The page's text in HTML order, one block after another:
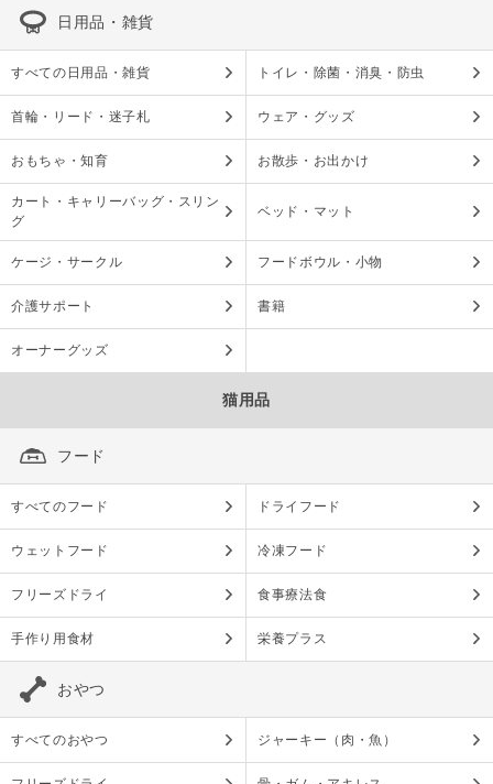
日用品・雑貨
すべての日用品・雑貨 トイレ・除菌・消臭・防虫
首輪・リード・迷子札 ウェア・グッズ
おもちゃ・知育 お散歩・お出かけ
カート・キャリーバッグ・スリン
グ
ベッド・マット
ケージ・サークル フードボウル・小物
介護サポート 書籍
オーナーグッズ
猫用品
フード
すべてのフード ドライフード
ウェットフード 冷凍フード
フリーズドライ 食事療法食
手作り用食材 栄養プラス
おやつ
すべてのおやつ ジャーキー（肉・魚）